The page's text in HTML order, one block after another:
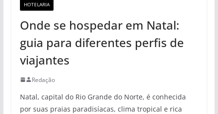
HOTELARIA
Onde se hospedar em Natal:
guia para diferentes perfis de
viajantes
Redação
Natal, capital do Rio Grande do Norte, é conhecida
por suas praias paradisíacas, clima tropical e rica